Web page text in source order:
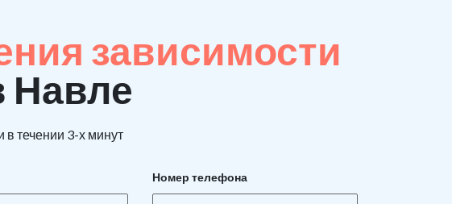
зависимости
Навле
в течении 3-х минут
Номер телефона